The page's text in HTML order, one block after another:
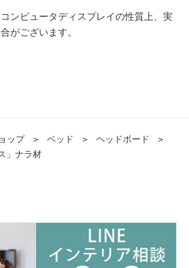
ンピュータディスプレイの性質上、実
がございます。
ップ ＞ ベッド ＞ ヘッドボード
＞
」ナラ材